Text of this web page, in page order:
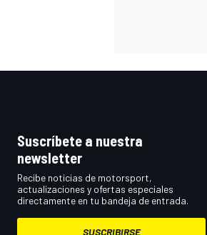
Suscríbete a nuestra
newsletter
Recibe noticias de motorsport,
actualizaciones y ofertas especiales
directamente en tu bandeja de entrada.
SUSCRIBIRSE